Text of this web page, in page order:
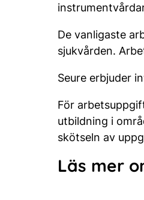
De vanligaste
sjukvården.
Seure erbjuder
För
utbildning i
skötseln av
Läs mer